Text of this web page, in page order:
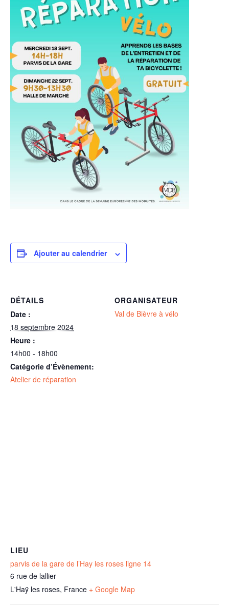
Ajouter au calendrier
DÉTAILS
Date :
18 septembre 2024
Heure :
14h00 - 18h00
Catégorie d’Évènement:
Atelier de réparation
ORGANISATEUR
Val de Bièvre à vélo
LIEU
parvis de la gare de l’Hay les roses ligne 14
6 rue de lallier
L'Haÿ les roses, France + Google Map